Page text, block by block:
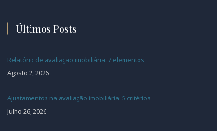
Últimos Posts
Relatório de avaliação imobiliária: 7 elementos
Agosto 2, 2026
Ajustamentos na avaliação imobiliária: 5 critérios
Julho 26, 2026